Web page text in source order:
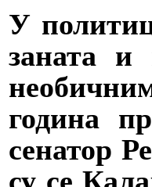
У
заната и
година
сенатор